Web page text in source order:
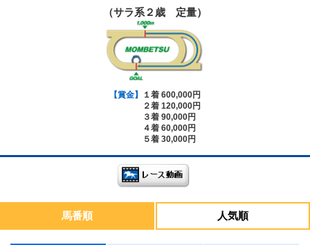
（サラ系２歳 定量）
【賞金】
１着 600,000円
２着 120,000円
３着 90,000円
４着 60,000円
５着 30,000円
馬番順 人気順